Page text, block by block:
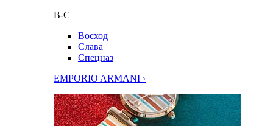
В-С
Восход
Слава
Спецназ
EMPORIO ARMANI ›